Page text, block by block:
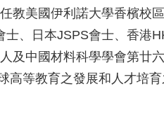
美國伊利諾大學香檳校
、日本JSPS會士、香港
及中國材料科學學會第廿
等教育之發展和人才培育